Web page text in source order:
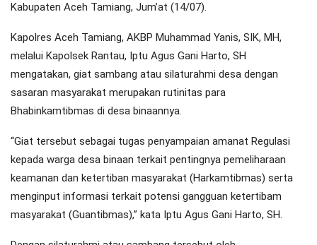
Kabupaten Aceh Tamiang, Jum’at (14/07).
Kapolres Aceh Tamiang, AKBP Muhammad Yanis, SIK, MH,
melalui Kapolsek Rantau, Iptu Agus Gani Harto, SH
mengatakan, giat sambang atau silaturahmi desa dengan
sasaran masyarakat merupakan rutinitas para
Bhabinkamtibmas di desa binaannya.
“Giat tersebut sebagai tugas penyampaian amanat Regulasi
kepada warga desa binaan terkait pentingnya pemeliharaan
keamanan dan ketertiban masyarakat (Harkamtibmas) serta
menginput informasi terkait potensi gangguan ketertibam
masyarakat (Guantibmas),” kata Iptu Agus Gani Harto, SH.